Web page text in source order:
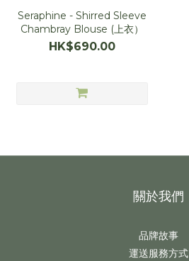
Seraphine - Shirred Sleeve
Chambray Blouse (上衣）
HK$690.00
關於我們
品牌故事
運送服務方式